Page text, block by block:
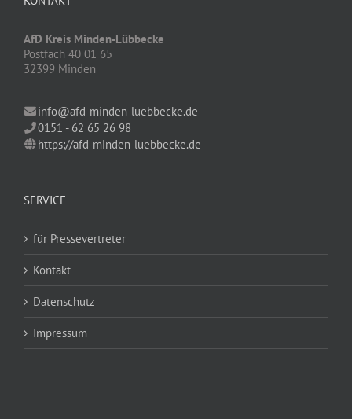
AfD Kreis Minden-Lübbecke
Postfach 40 01 65
32399 Minden
info@afd-minden-luebbecke.de
0151 - 62 65 26 98
https://afd-minden-luebbecke.de
SERVICE
für Pressevertreter
Kontakt
Datenschutz
Impressum